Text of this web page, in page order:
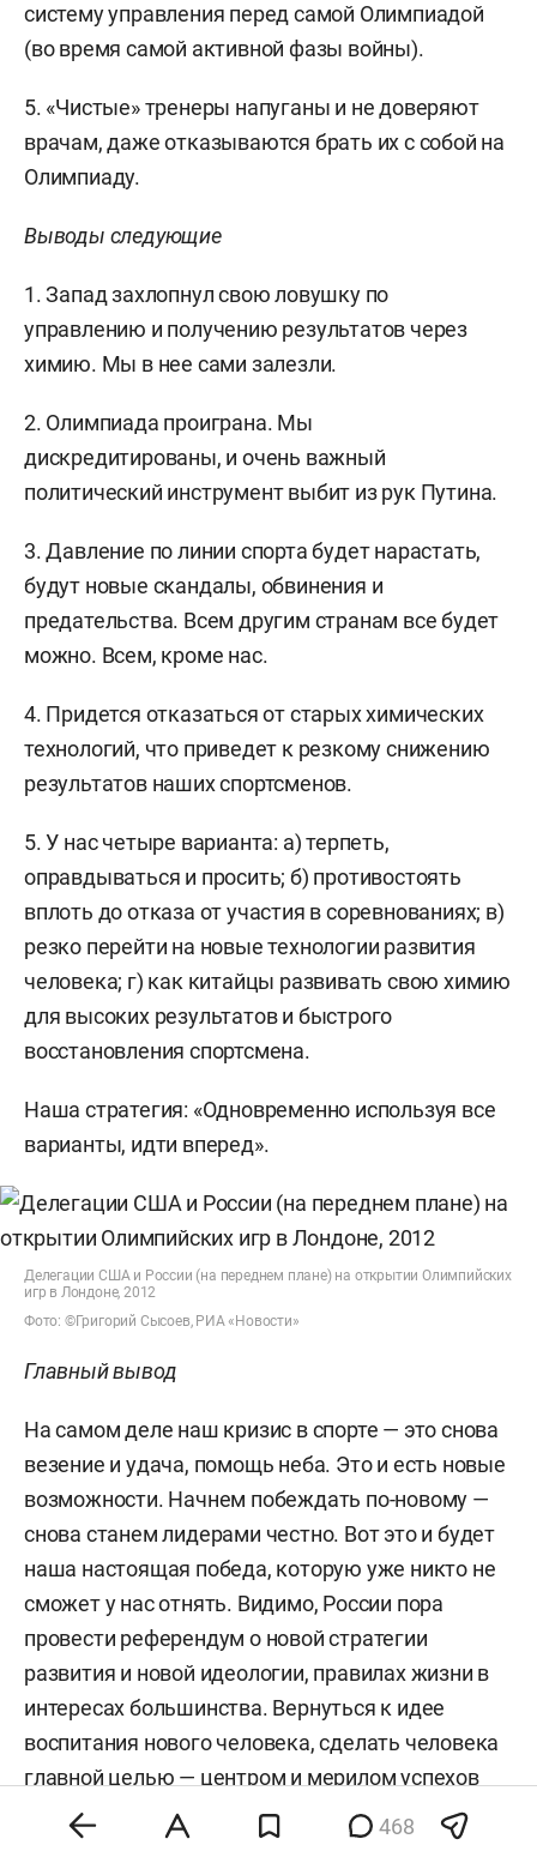
систему управления перед самой Олимпиадой
(во время самой активной фазы войны).
5. «Чистые» тренеры напуганы и не доверяют
врачам, даже отказываются брать их с собой на
Олимпиаду.
Выводы следующие
1. Запад захлопнул свою ловушку по
управлению и получению результатов через
химию. Мы в нее сами залезли.
2. Олимпиада проиграна. Мы
дискредитированы, и очень важный
политический инструмент выбит из рук Путина.
3. Давление по линии спорта будет нарастать,
будут новые скандалы, обвинения и
предательства. Всем другим странам все будет
можно. Всем, кроме нас.
4. Придется отказаться от старых химических
технологий, что приведет к резкому снижению
результатов наших спортсменов.
5. У нас четыре варианта: а) терпеть,
оправдываться и просить; б) противостоять
вплоть до отказа от участия в соревнованиях; в)
резко перейти на новые технологии развития
человека; г) как китайцы развивать свою химию
для высоких результатов и быстрого
восстановления спортсмена.
Наша стратегия: «Одновременно используя все
варианты, идти вперед».
Делегации США и России (на переднем плане) на открытии Олимпийских
игр в Лондоне, 2012
Фото: ©Григорий Сысоев, РИА «Новости»
Главный вывод
На самом деле наш кризис в спорте — это снова
везение и удача, помощь неба. Это и есть новые
возможности. Начнем побеждать по-новому —
снова станем лидерами честно. Вот это и будет
наша настоящая победа, которую уже никто не
сможет у нас отнять. Видимо, России пора
провести референдум о новой стратегии
развития и новой идеологии, правилах жизни в
интересах большинства. Вернуться к идее
воспитания нового человека, сделать человека
главной целью — центром и мерилом успехов
общества. Тогда спорт займет свое важное и
нужное место в системе развития нового
468